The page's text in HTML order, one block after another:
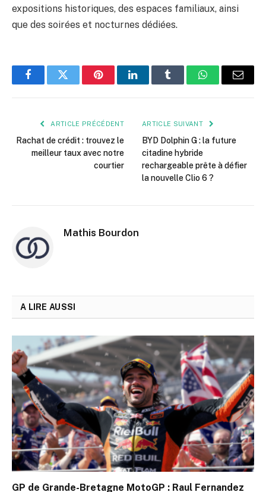
expositions historiques, des espaces familiaux, ainsi
que des soirées et nocturnes dédiées.
FacebookTwitter PinterestLinkedInTumblr WhatsApp
E-
ARTICLE PRÉCÉDENT
Rachat de crédit : trouvez le
meilleur taux avec notre
courtier
ARTICLE SUIVANT
BYD Dolphin G : la future
citadine hybride
rechargeable prête à défier
la nouvelle Clio 6 ?
Mathis Bourdon
A LIRE AUSSI
GP de Grande-Bretagne MotoGP : Raul Fernandez